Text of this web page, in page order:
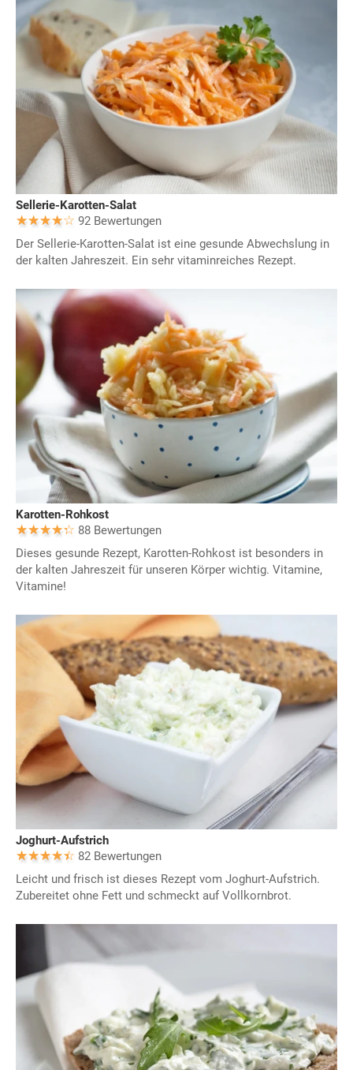
Sellerie-Karotten-Salat
92 Bewertungen
Der Sellerie-Karotten-Salat ist eine gesunde Abwechslung in
der kalten Jahreszeit. Ein sehr vitaminreiches Rezept.
Karotten-Rohkost
88 Bewertungen
Dieses gesunde Rezept, Karotten-Rohkost ist besonders in
der kalten Jahreszeit für unseren Körper wichtig. Vitamine,
Vitamine!
Joghurt-Aufstrich
82 Bewertungen
Leicht und frisch ist dieses Rezept vom Joghurt-Aufstrich.
Zubereitet ohne Fett und schmeckt auf Vollkornbrot.